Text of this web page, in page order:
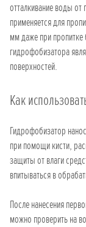
отталкивание воды
применяется для
мм даже при
гидрофобизатора
поверхностей.
Как
Гидрофобизатор
при помощи кисти,
защиты от влаги
впитываться в
После нанесения
можно проверить на